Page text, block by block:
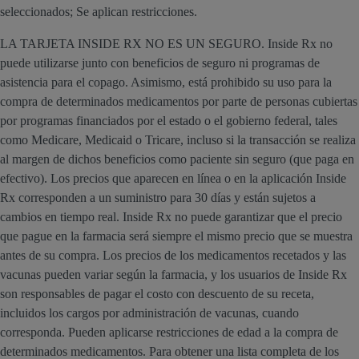
seleccionados; Se aplican restricciones.
LA TARJETA INSIDE RX NO ES UN SEGURO. Inside Rx no
puede utilizarse junto con beneficios de seguro ni programas de
asistencia para el copago. Asimismo, está prohibido su uso para la
compra de determinados medicamentos por parte de personas cubiertas
por programas financiados por el estado o el gobierno federal, tales
como Medicare, Medicaid o Tricare, incluso si la transacción se realiza
al margen de dichos beneficios como paciente sin seguro (que paga en
efectivo). Los precios que aparecen en línea o en la aplicación Inside
Rx corresponden a un suministro para 30 días y están sujetos a
cambios en tiempo real. Inside Rx no puede garantizar que el precio
que pague en la farmacia será siempre el mismo precio que se muestra
antes de su compra. Los precios de los medicamentos recetados y las
vacunas pueden variar según la farmacia, y los usuarios de Inside Rx
son responsables de pagar el costo con descuento de su receta,
incluidos los cargos por administración de vacunas, cuando
corresponda. Pueden aplicarse restricciones de edad a la compra de
determinados medicamentos. Para obtener una lista completa de los